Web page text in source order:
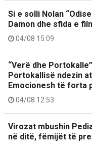
Si e solli Nolan
Damon dhe sfida e
04/08 15:09
“Verë dhe
Portokallisë ndezin
Emocionesh të forta
04/08 12:53
Virozat mbushin
në ditë, fëmijët të